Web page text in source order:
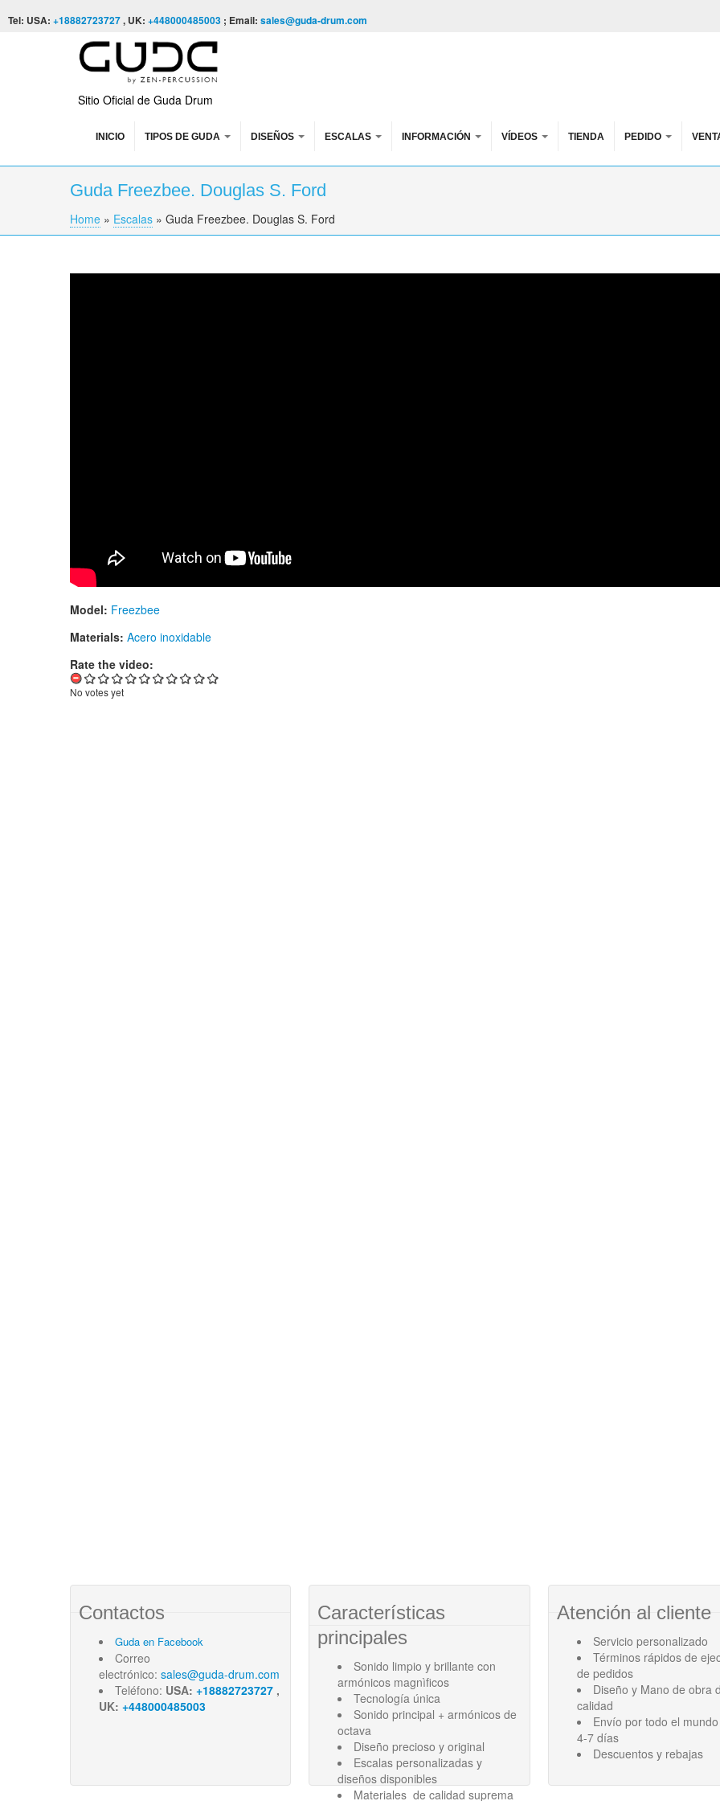
Tel: USA: +18882723727, UK: +448000485003 ; Email: sales@guda-drum.com
Sitio Oficial de Guda Drum
INICIO TIPOS DE GUDA DISEÑOS ESCALAS INFORMACIÓN VÍDEOS TIENDA PEDIDO
Guda Freezbee. Douglas S. Ford
You are here
Home » Escalas » Guda Freezbee. Douglas S. Ford
Model: Freezbee
Materials: Acero inoxidable
Rate the video:
No votes yet
Contactos
Guda en Facebook
Correo
electrónico: sales@guda-drum.com
Teléfono: USA: +18882723727 ,
UK: +448000485003
Características
principales
Sonido limpio y brillante con
armónicos magnìficos
Tecnología única
Sonido principal + armónicos de
octava
Diseño precioso y original
Escalas personalizadas y
diseños disponibles
Materiales de calidad suprema
Atención al cliente
Servicio personalizado
Términos rápidos de
de pedidos
Diseño y Mano de obra
calidad
Envío por todo el
4-7 días
Descuentos y rebajas